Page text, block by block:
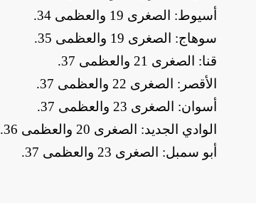
​أسيوط: الصغرى 19 والعظمى 34
.
​سوهاج: الصغرى 19 والعظمى 35
.
​قنا: الصغرى 21 والعظمى 37
.
​الأقصر: الصغرى 22 والعظمى 37
.
​أسوان: الصغرى 23 والعظمى 37
.
​الوادي الجديد: الصغرى 20 والعظمى 36
.
​أبو سمبل: الصغرى 23 والعظمى 37
.